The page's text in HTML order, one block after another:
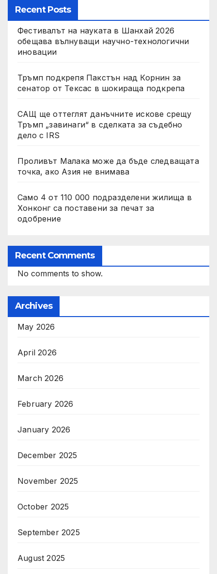
Recent Posts
Фестивалът на науката в Шанхай 2026
обещава вълнуващи научно-технологични
иновации
Тръмп подкрепя Пакстън над Корнин за
сенатор от Тексас в шокираща подкрепа
САЩ ще оттеглят данъчните искове срещу
Тръмп „завинаги“ в сделката за съдебно
дело с IRS
Проливът Малака може да бъде следващата
точка, ако Азия не внимава
Само 4 от 110 000 подразделени жилища в
Хонконг са поставени за печат за
одобрение
Recent Comments
No comments to show.
Archives
May 2026
April 2026
March 2026
February 2026
January 2026
December 2025
November 2025
October 2025
September 2025
August 2025